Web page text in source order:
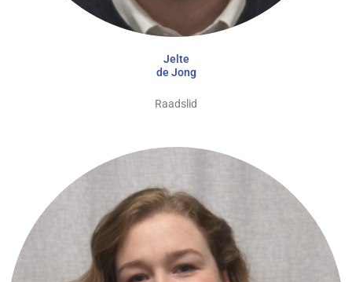
Jelte
de Jong
Raadslid